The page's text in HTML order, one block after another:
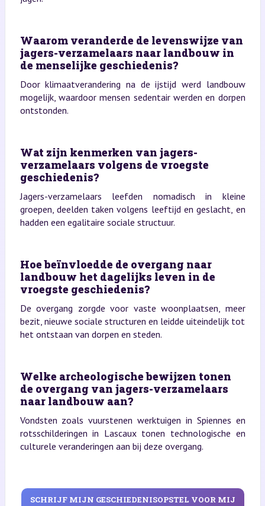
Waarom veranderde de levenswijze van
jagers-verzamelaars naar landbouw in
de menselijke geschiedenis?
Door klimaatverandering na de ijstijd werd landbouw
mogelijk, waardoor mensen sedentair werden en dorpen
ontstonden.
Wat zijn kenmerken van jagers-
verzamelaars volgens de vroegste
geschiedenis?
Jagers-verzamelaars leefden nomadisch in kleine
groepen, deelden taken volgens leeftijd en geslacht, en
hadden een egalitaire sociale structuur.
Hoe beïnvloedde de overgang naar
landbouw het dagelijks leven in de
vroegste geschiedenis?
De overgang zorgde voor vaste woonplaatsen, meer
bezit, nieuwe sociale structuren en leidde uiteindelijk tot
het ontstaan van dorpen en steden.
Welke archeologische bewijzen tonen
de overgang van jagers-verzamelaars
naar landbouw aan?
Vondsten zoals vuurstenen werktuigen in Spiennes en
rotsschilderingen in Lascaux tonen technologische en
culturele veranderingen aan bij deze overgang.
SCHRIJF MIJN GESCHIEDENISOPSTEL VOOR MIJ